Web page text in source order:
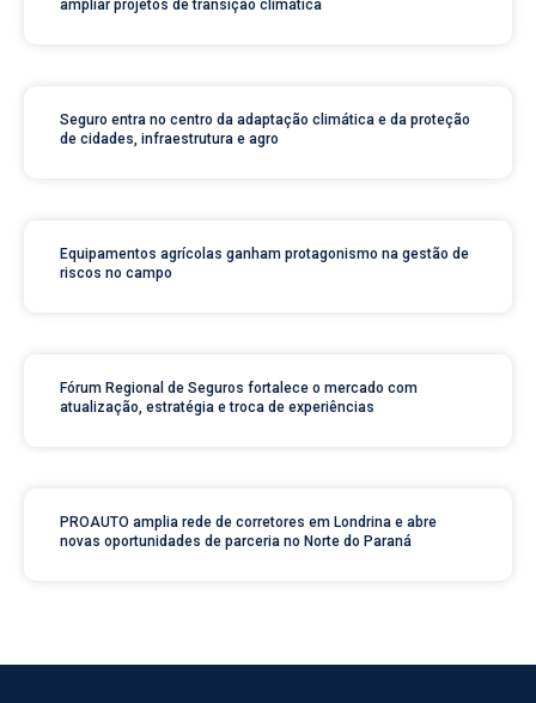
ampliar projetos de transição climática
Seguro entra no centro da adaptação climática e da proteção
de cidades, infraestrutura e agro
Equipamentos agrícolas ganham protagonismo na gestão de
riscos no campo
Fórum Regional de Seguros fortalece o mercado com
atualização, estratégia e troca de experiências
PROAUTO amplia rede de corretores em Londrina e abre
novas oportunidades de parceria no Norte do Paraná